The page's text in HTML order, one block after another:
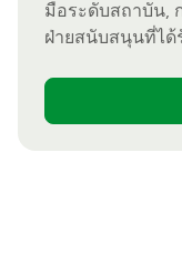
มือระดับสถาบัน,
ฝ่ายสนับสนุนที่ได้